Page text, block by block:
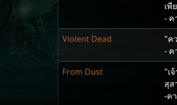
เพี
- ค
Violent Dead
"ค
- ค
From Dust
"เ
สุส
-ค